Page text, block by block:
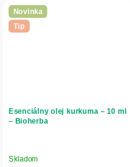
Novinka
Tip
Esenciálny olej kurkuma – 10 ml
– Bioherba
Skladom